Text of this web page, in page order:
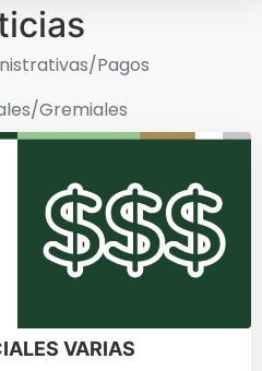
Pagos
Gremiales
VARIAS